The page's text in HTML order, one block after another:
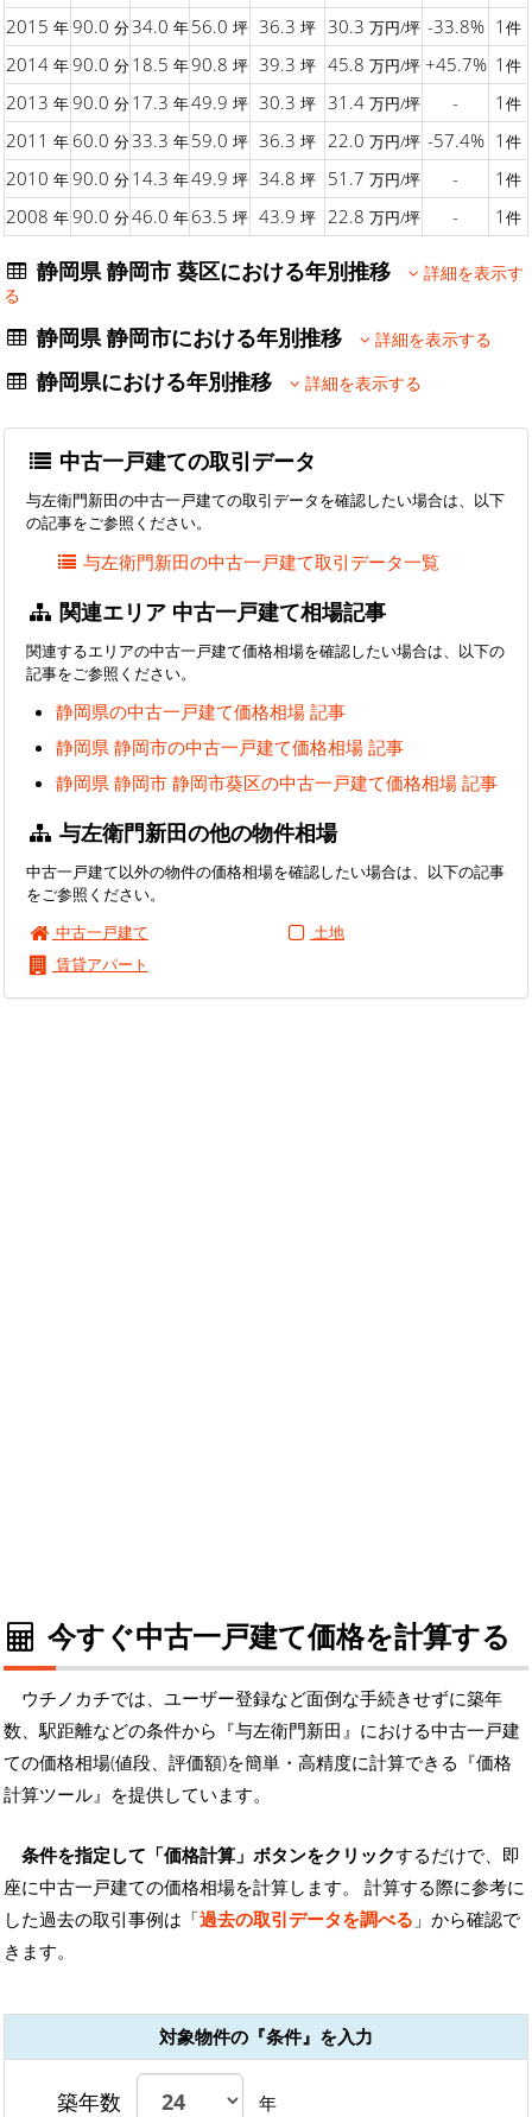
2015 年90.0 分34.0 年56.0 坪 36.3 坪 30.3 万円/坪 -33.8% 1 件
2014 年90.0 分18.5 年90.8 坪 39.3 坪 45.8 万円/坪 +45.7% 1 件
2013 年90.0 分17.3 年49.9 坪 30.3 坪 31.4 万円/坪 - 1 件
2011 年 60.0 分33.3 年59.0 坪 36.3 坪 22.0 万円/坪 -57.4% 1 件
2010 年90.0 分14.3 年49.9 坪 34.8 坪 51.7 万円/坪 - 1 件
2008 年90.0 分46.0 年63.5 坪 43.9 坪 22.8 万円/坪 - 1 件
静岡県 静岡市 葵区における年別推移
詳細を表示す
る
静岡県 静岡市における年別推移 詳細を表示する
静岡県における年別推移 詳細を表示する
中古一戸建ての取引データ
与左衛門新田の中古一戸建ての取引データを確認したい場合は、以下
の記事をご参照ください。
与左衛門新田の中古一戸建て取引データ一覧
関連エリア 中古一戸建て相場記事
関連するエリアの中古一戸建て価格相場を確認したい場合は、以下の
記事をご参照ください。
静岡県の中古一戸建て価格相場 記事
静岡県 静岡市の中古一戸建て価格相場 記事
静岡県 静岡市 静岡市葵区の中古一戸建て価格相場 記事
与左衛門新田の他の物件相場
中古一戸建て以外の物件の価格相場を確認したい場合は、以下の記事
をご参照ください。
中古一戸建て
土地
賃貸アパート
今すぐ中古一戸建て価格を計算する
ウチノカチでは、ユーザー登録など面倒な手続きせずに築年
数、駅距離などの条件から『与左衛門新田』における中古一戸建
ての価格相場(値段、評価額)を簡単・高精度に計算できる『価格
計算ツール』を提供しています。
条件を指定して「価格計算」ボタンをクリックするだけで、即
座に中古一戸建ての価格相場を計算します。 計算する際に参考に
した過去の取引事例は「過去の取引データを調べる 」から確認で
きます。
対象物件の『条件』を入力
築年数 年